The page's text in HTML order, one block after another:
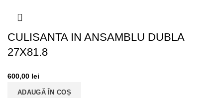
CULISANTA IN ANSAMBLU DUBLA
27X81.8
600,00 lei
ADAUGĂ ÎN COȘ